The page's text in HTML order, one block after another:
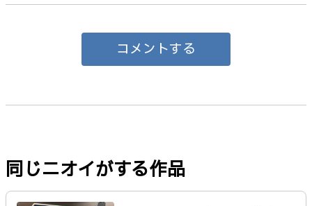
コメントする
同じニオイがする作品